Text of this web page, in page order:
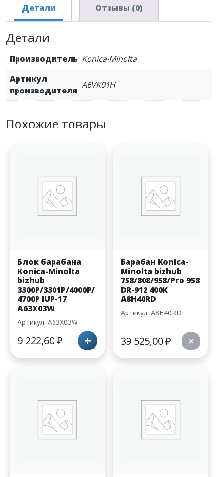
Детали Отзывы (0)
Детали
Производитель Konica-Minolta
Артикул
производителя
A6VK01H
Похожие товары
Блок барабана
Konica-Minolta
bizhub
3300P/3301P/4000P/
4700P IUP-17
A63X03W
Артикул: A63X03W
9 222,60₽ +
Барабан Konica-
Minolta bizhub
758/808/958/Pro 958
DR-912 400K
A8H40RD
Артикул: A8H40RD
39 525,00₽ ✕